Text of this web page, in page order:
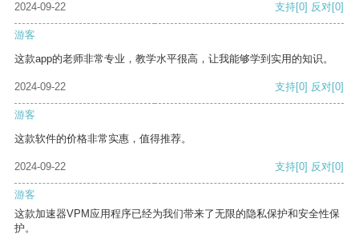
2024-09-22 支持[0] 反对[0]
游客
这款app的老师非常专业，教学水平很高，让我能够学到实用的知识。
2024-09-22 支持[0] 反对[0]
游客
这款软件的价格非常实惠，值得推荐。
2024-09-22 支持[0] 反对[0]
游客
这款加速器VPM应用程序已经为我们带来了无限的隐私保护和安全性保
护。